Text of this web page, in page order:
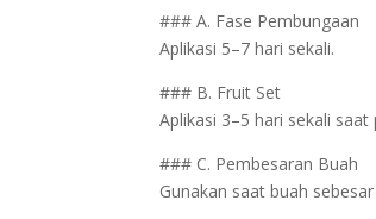
### A. Fase Pembungaan
Aplikasi 5–7 hari sekali.
### B. Fruit Set
Aplikasi 3–5 hari sekali saat
### C. Pembesaran Buah
Gunakan saat buah